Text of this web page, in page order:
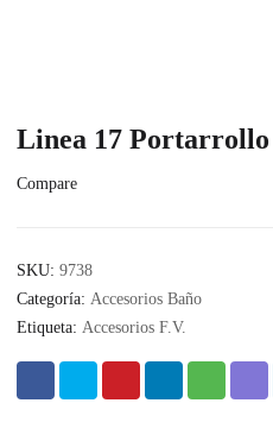
Linea 17 Portarrollo
Compare
SKU: 9738
Categoría: Accesorios Baño
Etiqueta: Accesorios F.V.